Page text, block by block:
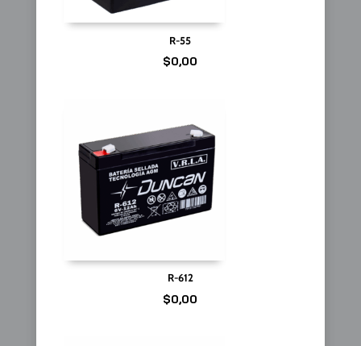
R-55
$0,00
R-612
$0,00